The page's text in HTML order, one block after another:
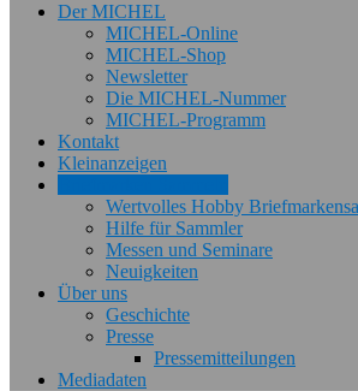
Der MICHEL
MICHEL-Online
MICHEL-Shop
Newsletter
Die MICHEL-Nummer
MICHEL-Programm
Kontakt
Kleinanzeigen
Wertvolles Hobby
Hilfe für Sammler
Messen und Seminare
Neuigkeiten
Über uns
Geschichte
Presse
Pressemitteilungen
Mediadaten